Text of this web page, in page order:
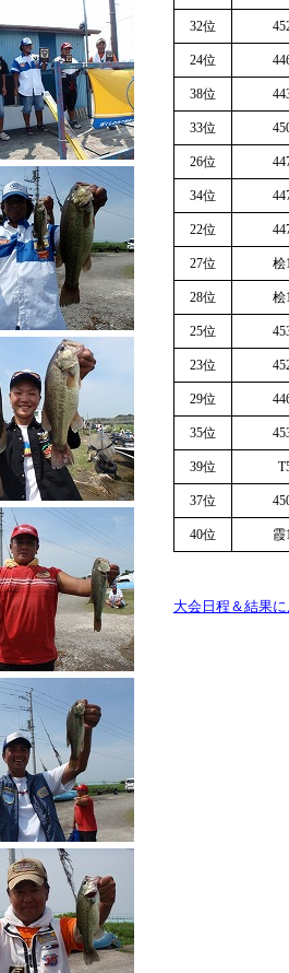
32位
24位
38位
33位
26位
34位
22位
27位 桧
28位 桧
25位
23位
29位
35位
39位
37位
40位 霞
大会日程＆結果